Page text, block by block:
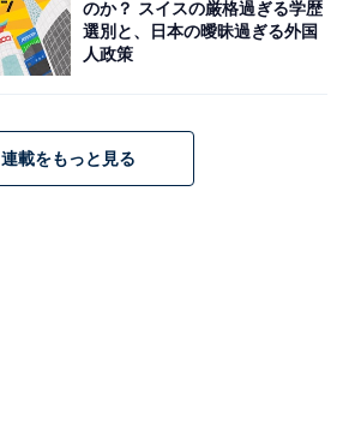
のか？ スイスの厳格過ぎる学歴
選別と、日本の曖昧過ぎる外国
人政策
連載をもっと見る